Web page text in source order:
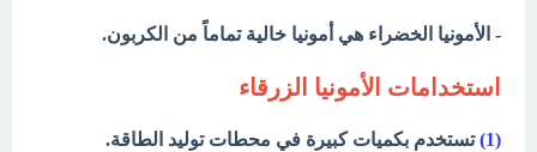
- الأمونيا الخضراء هي أمونيا خالية تماماً من الكربون.
استخدامات الأمونيا الزرقاء
(1) تستخدم بكميات كبيرة في محطات توليد الطاقة.